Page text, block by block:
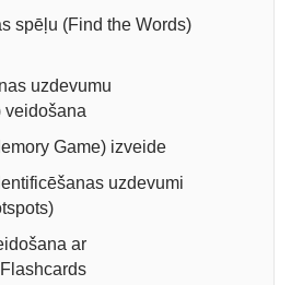
spēļu (Find the Words)
uzdevumu
veidošana
Game) izveide
uzdevumi
ar